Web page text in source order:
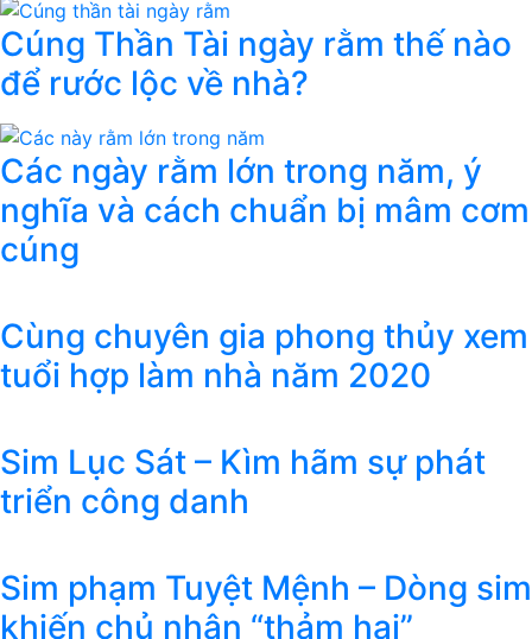
Cúng Thần Tài ngày rằm thế nào
để rước lộc về nhà?
Các ngày rằm lớn trong năm, ý
nghĩa và cách chuẩn bị mâm cơm
cúng
Cùng chuyên gia phong thủy xem
tuổi hợp làm nhà năm 2020
Sim Lục Sát – Kìm hãm sự phát
triển công danh
Sim phạm Tuyệt Mệnh – Dòng sim
khiến chủ nhân “thảm hại”